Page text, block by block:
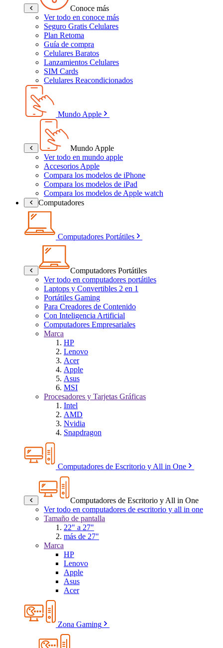
Conoce más
Ver todo en conoce más
Seguro Gratis Celulares
Plan Retoma
Guía de compra
Celulares Baratos
Lanzamientos Celulares
SIM Cards
Celulares Reacondicionados
Mundo Apple
Mundo Apple
Ver todo en mundo apple
Accesorios Apple
Compara los modelos de iPhone
Compara los modelos de iPad
Compara los modelos de Apple watch
Computadores
Computadores Portátiles
Computadores Portátiles
Ver todo en computadores portátiles
Laptops y Convertibles 2 en 1
Portátiles Gaming
Para Creadores de Contenido
Con Inteligencia Artificial
Computadores Empresariales
Marca
HP
Lenovo
Acer
Apple
Asus
MSI
Procesadores y Tarjetas Gráficas
Intel
AMD
Nvidia
Snapdragon
Computadores de Escritorio y All in One
Computadores de Escritorio y All in One
Ver todo en computadores de escritorio y all in one
Tamaño de pantalla
22" a 27"
más de 27"
Marca
HP
Lenovo
Apple
Asus
Acer
Zona Gaming